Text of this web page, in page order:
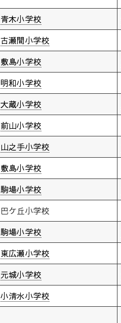
青木小学校
古瀬間小学校
敷島小学校
明和小学校
大蔵小学校
前山小学校
山之手小学校
敷島小学校
駒場小学校
巴ケ丘小学校
駒場小学校
東広瀬小学校
元城小学校
小清水小学校